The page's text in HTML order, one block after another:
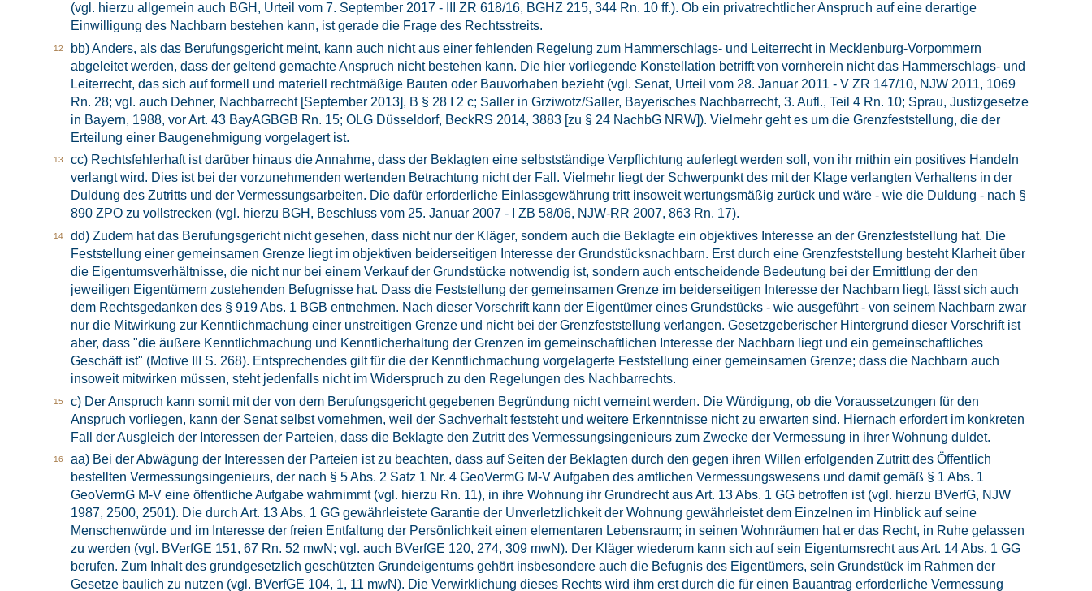
(vgl. hierzu allgemein auch BGH, Urteil vom 7. September 2017 - III ZR 618/16, BGHZ 215, 344 Rn. 10 ff.). Ob ein privatrechtlicher Anspruch auf eine derartige
Einwilligung des Nachbarn bestehen kann, ist gerade die Frage des Rechtsstreits.
bb) Anders, als das Berufungsgericht meint, kann auch nicht aus einer fehlenden Regelung zum Hammerschlags- und Leiterrecht in Mecklenburg-Vorpommern
abgeleitet werden, dass der geltend gemachte Anspruch nicht bestehen kann. Die hier vorliegende Konstellation betrifft von vornherein nicht das Hammerschlags- und
Leiterrecht, das sich auf formell und materiell rechtmäßige Bauten oder Bauvorhaben bezieht (vgl. Senat, Urteil vom 28. Januar 2011 - V ZR 147/10, NJW 2011, 1069
Rn. 28; vgl. auch Dehner, Nachbarrecht [September 2013], B § 28 I 2 c; Saller in Grziwotz/Saller, Bayerisches Nachbarrecht, 3. Aufl., Teil 4 Rn. 10; Sprau, Justizgesetze
in Bayern, 1988, vor Art. 43 BayAGBGB Rn. 15; OLG Düsseldorf, BeckRS 2014, 3883 [zu § 24 NachbG NRW]). Vielmehr geht es um die Grenzfeststellung, die der
Erteilung einer Baugenehmigung vorgelagert ist.
cc) Rechtsfehlerhaft ist darüber hinaus die Annahme, dass der Beklagten eine selbstständige Verpflichtung auferlegt werden soll, von ihr mithin ein positives Handeln
verlangt wird. Dies ist bei der vorzunehmenden wertenden Betrachtung nicht der Fall. Vielmehr liegt der Schwerpunkt des mit der Klage verlangten Verhaltens in der
Duldung des Zutritts und der Vermessungsarbeiten. Die dafür erforderliche Einlassgewährung tritt insoweit wertungsmäßig zurück und wäre - wie die Duldung - nach §
890 ZPO zu vollstrecken (vgl. hierzu BGH, Beschluss vom 25. Januar 2007 - I ZB 58/06, NJW-RR 2007, 863 Rn. 17).
dd) Zudem hat das Berufungsgericht nicht gesehen, dass nicht nur der Kläger, sondern auch die Beklagte ein objektives Interesse an der Grenzfeststellung hat. Die
Feststellung einer gemeinsamen Grenze liegt im objektiven beiderseitigen Interesse der Grundstücksnachbarn. Erst durch eine Grenzfeststellung besteht Klarheit über
die Eigentumsverhältnisse, die nicht nur bei einem Verkauf der Grundstücke notwendig ist, sondern auch entscheidende Bedeutung bei der Ermittlung der den
jeweiligen Eigentümern zustehenden Befugnisse hat. Dass die Feststellung der gemeinsamen Grenze im beiderseitigen Interesse der Nachbarn liegt, lässt sich auch
dem Rechtsgedanken des § 919 Abs. 1 BGB entnehmen. Nach dieser Vorschrift kann der Eigentümer eines Grundstücks - wie ausgeführt - von seinem Nachbarn zwar
nur die Mitwirkung zur Kenntlichmachung einer unstreitigen Grenze und nicht bei der Grenzfeststellung verlangen. Gesetzgeberischer Hintergrund dieser Vorschrift ist
aber, dass "die äußere Kenntlichmachung und Kenntlicherhaltung der Grenzen im gemeinschaftlichen Interesse der Nachbarn liegt und ein gemeinschaftliches
Geschäft ist" (Motive III S. 268). Entsprechendes gilt für die der Kenntlichmachung vorgelagerte Feststellung einer gemeinsamen Grenze; dass die Nachbarn auch
insoweit mitwirken müssen, steht jedenfalls nicht im Widerspruch zu den Regelungen des Nachbarrechts.
c) Der Anspruch kann somit mit der von dem Berufungsgericht gegebenen Begründung nicht verneint werden. Die Würdigung, ob die Voraussetzungen für den
Anspruch vorliegen, kann der Senat selbst vornehmen, weil der Sachverhalt feststeht und weitere Erkenntnisse nicht zu erwarten sind. Hiernach erfordert im konkreten
Fall der Ausgleich der Interessen der Parteien, dass die Beklagte den Zutritt des Vermessungsingenieurs zum Zwecke der Vermessung in ihrer Wohnung duldet.
aa) Bei der Abwägung der Interessen der Parteien ist zu beachten, dass auf Seiten der Beklagten durch den gegen ihren Willen erfolgenden Zutritt des Öffentlich
bestellten Vermessungsingenieurs, der nach § 5 Abs. 2 Satz 1 Nr. 4 GeoVermG M-V Aufgaben des amtlichen Vermessungswesens und damit gemäß § 1 Abs. 1
GeoVermG M-V eine öffentliche Aufgabe wahrnimmt (vgl. hierzu Rn. 11), in ihre Wohnung ihr Grundrecht aus Art. 13 Abs. 1 GG betroffen ist (vgl. hierzu BVerfG, NJW
1987, 2500, 2501). Die durch Art. 13 Abs. 1 GG gewährleistete Garantie der Unverletzlichkeit der Wohnung gewährleistet dem Einzelnen im Hinblick auf seine
Menschenwürde und im Interesse der freien Entfaltung der Persönlichkeit einen elementaren Lebensraum; in seinen Wohnräumen hat er das Recht, in Ruhe gelassen
zu werden (vgl. BVerfGE 151, 67 Rn. 52 mwN; vgl. auch BVerfGE 120, 274, 309 mwN). Der Kläger wiederum kann sich auf sein Eigentumsrecht aus Art. 14 Abs. 1 GG
berufen. Zum Inhalt des grundgesetzlich geschützten Grundeigentums gehört insbesondere auch die Befugnis des Eigentümers, sein Grundstück im Rahmen der
Gesetze baulich zu nutzen (vgl. BVerfGE 104, 1, 11 mwN). Die Verwirklichung dieses Rechts wird ihm erst durch die für einen Bauantrag erforderliche Vermessung